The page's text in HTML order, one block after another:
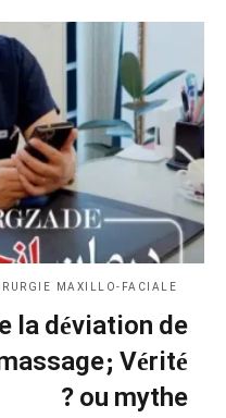
MAXILLO-FACIALE
la déviation de
; Vérité
ou mythe ?